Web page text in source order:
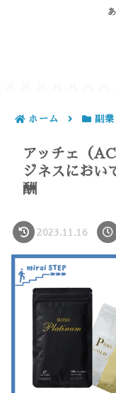
ホーム 副業
アッチェ（
ジネスにおい
酬
2023.11.16